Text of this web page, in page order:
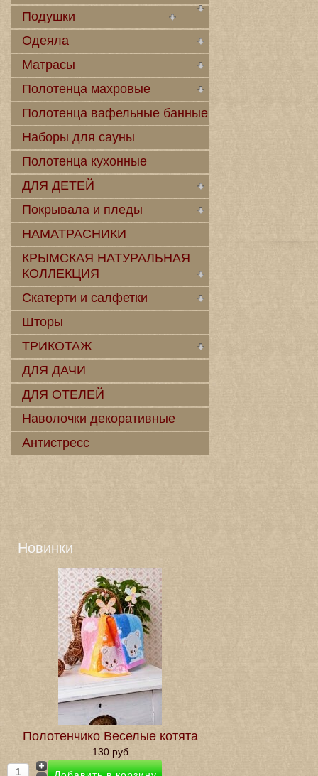
Подушки
Одеяла
Матрасы
Полотенца махровые
Полотенца вафельные банные
Наборы для сауны
Полотенца кухонные
ДЛЯ ДЕТЕЙ
Покрывала и пледы
НАМАТРАСНИКИ
КРЫМСКАЯ НАТУРАЛЬНАЯ
КОЛЛЕКЦИЯ
Скатерти и салфетки
Шторы
ТРИКОТАЖ
ДЛЯ ДАЧИ
ДЛЯ ОТЕЛЕЙ
Наволочки декоративные
Антистресс
Новинки
Полотенчико Веселые котята
130 руб